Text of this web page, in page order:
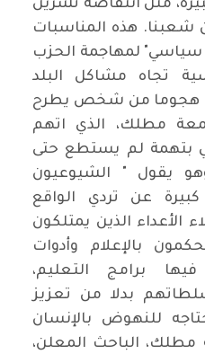
مثل انتفاضة تشرين
شعبنا. هذه المناسبات
سياسي" لمهاجمة الحزب
تجاه مشاكل البلد
هجوما من شخص يطرح
مطلك، الذي اتهم
بتهمة لم يستطع حتى
يقول " الشيوعيون
عن تردي الواقع
الأعداء الذين يمتلكون
بالإعلام وأدوات
برامج التعليم،
بدلا من تعزيز
للنهوض بالإنسان
مطلك، الباحث المعلن،